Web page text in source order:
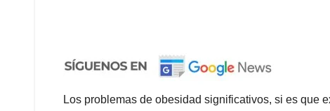
Los problemas de obesidad significativos, si es que